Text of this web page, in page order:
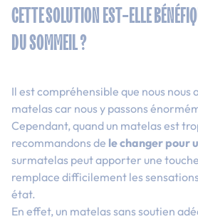
CETTE SOLUTION EST-ELLE
DU SOMMEIL ?
Il est compréhensible que nous nous
matelas car nous y passons
Cependant, quand un matelas est
recommandons de le changer pour
surmatelas peut apporter une
remplace difficilement les
état.
En effet, un matelas sans soutien